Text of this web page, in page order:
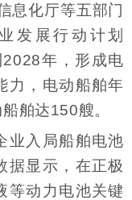
息化厅等五部门
发展行动计划
年，形成电
力，电动船舶年
舶达150艘。
业入局船舶电池
据显示，在正极
等动力电池关键